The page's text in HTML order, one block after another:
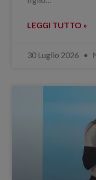
LEGGI TUTTO »
30 Luglio 2026